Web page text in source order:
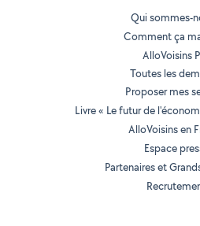
Qui sommes-
Comment ça
AlloVoisins
Toutes les
Proposer mes
Livre « Le futur de
AlloVoisins en
Espace
Partenaires et